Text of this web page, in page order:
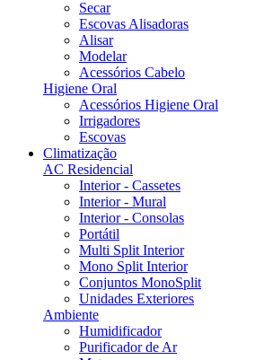
Secar
Escovas Alisadoras
Alisar
Modelar
Acessórios Cabelo
Higiene Oral
Acessórios Higiene Oral
Irrigadores
Escovas
Climatização
AC Residencial
Interior - Cassetes
Interior - Mural
Interior - Consolas
Portátil
Multi Split Interior
Mono Split Interior
Conjuntos MonoSplit
Unidades Exteriores
Ambiente
Humidificador
Purificador de Ar